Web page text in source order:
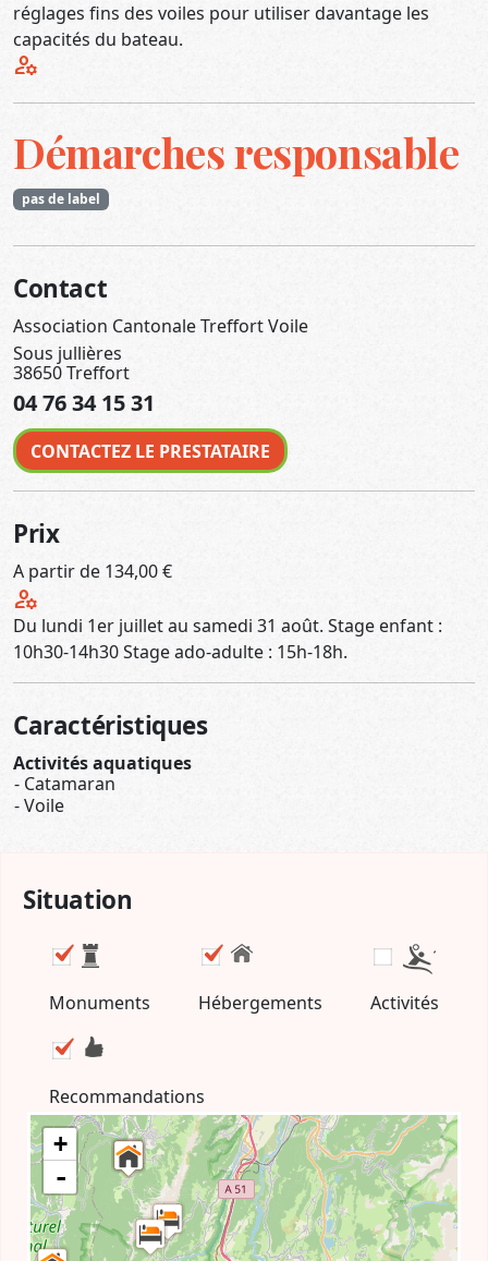
réglages fins des voiles pour utiliser davantage les
capacités du bateau.
manage_accounts
Démarches responsable
pas de label
Contact
Association Cantonale Treffort Voile
Sous jullières
38650 Treffort
04 76 34 15 31
CONTACTEZ LE PRESTATAIRE
Prix
A partir de 134,00 €
manage_accounts
Du lundi 1er juillet au samedi 31 août. Stage enfant :
10h30-14h30 Stage ado-adulte : 15h-18h.
Caractéristiques
Activités aquatiques
Catamaran
Voile
Situation
Monuments Hébergements Activités
Recommandations
+
-